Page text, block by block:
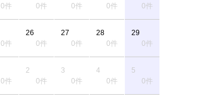
0件
0件
0件
0件
0件
0件
26
0件
27
0件
28
0件
29
0件
0件
2
0件
3
0件
4
0件
5
0件